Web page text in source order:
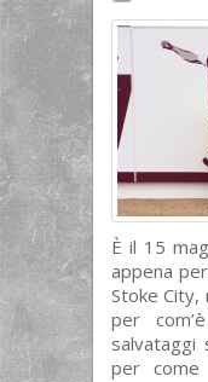
È il 15
appena
Stoke
per
salvataggi
per come